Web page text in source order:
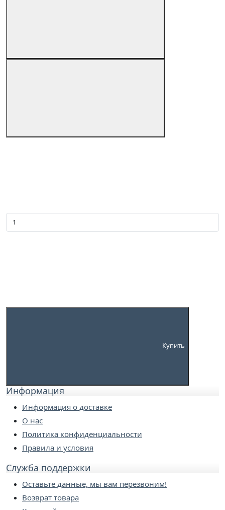
Купить
Информация
Информация о доставке
О нас
Политика конфиденциальности
Правила и условия
Служба поддержки
Оставьте данные, мы вам перезвоним!
Возврат товара